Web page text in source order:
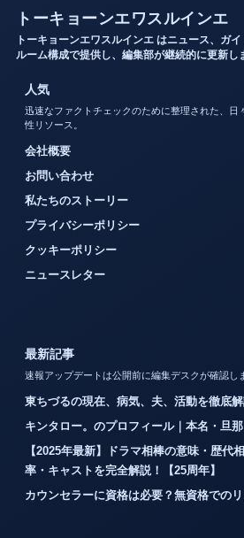
トーキョーンエワスルインエ
トーキョーンエワスルインエ はニュース、ガ
ルーム構成で提供し、編集部が継続的に更新し
人気
迅速なファクトチェックのために整理された、日
性リソース。
会社概要
お問い合わせ
私たちのストーリー
プライバシーポリシー
クッキーポリシー
ニュースレター
最新記事
速報アップデートは公開前に編集デスクが確認し
東ちづるの現在、病気、夫、活動を徹底
キンタロー。のプロフィール｜本名・旦
【2025年最新】ドラマ相棒の意味・歴代
率・キャストを完全解説！【25周年】
カウンセラーに資格は必要？無資格での